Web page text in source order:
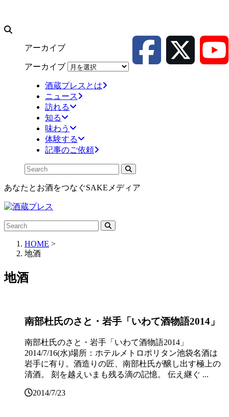
アーカイブ
アーカイブ
酒蔵プレスとは
ニュース
訪れる
知る
味わう
体験する
記事のご依頼
あなたとお酒をつなぐSAKEメディア
HOME >
地酒
地酒
南部杜氏のさと・岩手「いわて酒物語2014」
南部杜氏のさと・岩手「いわて酒物語2014」
2014/7/16(水)場所：ホテルメトロポリタン池袋名酒は
岩手に有り。酒造りの匠、南部杜氏が醸し出す極上の
清酒。 刻を越えいまも残る滴の記憶。 伝え継ぐ ...
2014/7/23